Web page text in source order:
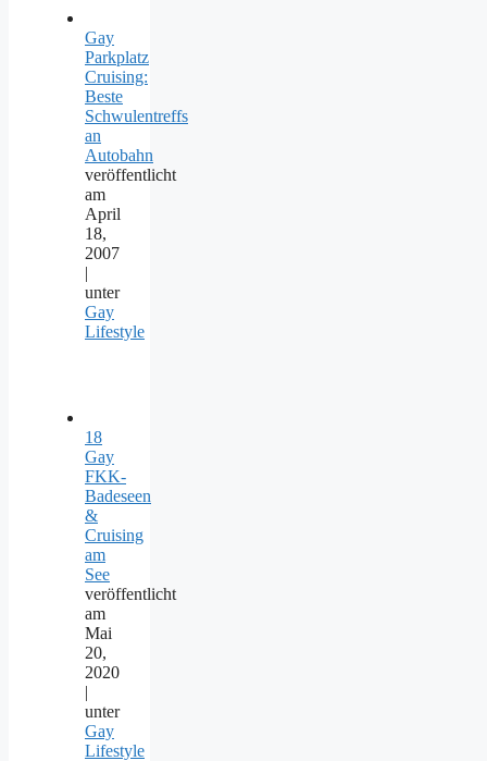
Gay
Parkplatz
Cruising:
Beste
Schwulentreffs
an
Autobahn
veröffentlicht
am
April
18,
2007
|
unter
Gay
Lifestyle
18
Gay
FKK-
Badeseen
&
Cruising
am
See
veröffentlicht
am
Mai
20,
2020
|
unter
Gay
Lifestyle